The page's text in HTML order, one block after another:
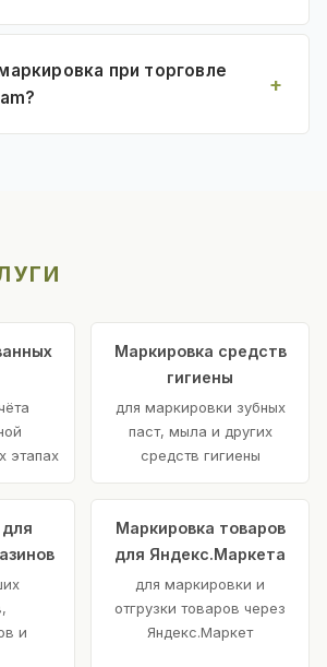
при торговле
этапах
Маркировка средств
гигиены
для маркировки зубных
паст, мыла и других
средств гигиены
и
Маркировка товаров
для Яндекс.Маркета
для маркировки и
отгрузки товаров через
Яндекс.Маркет